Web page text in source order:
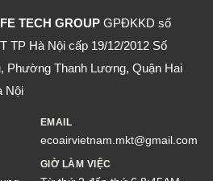
TECH GROUP GPĐKKD số
TP Hà Nội cấp 19/12/2012 Số
Phường Thanh Lương, Quận Hai
Nội
EMAIL
ecoairvietnam.mkt@gmail.com
GIỜ LÀM VIỆC